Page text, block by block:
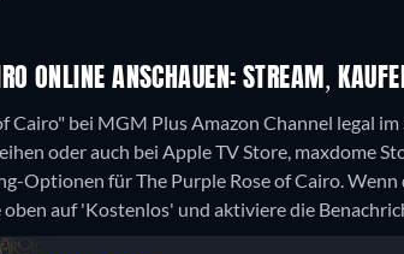
ONLINE ANSCHAUEN: STREAM,
Cairo" bei MGM Plus Amazon Channel legal
oder auch bei Apple TV Store, maxdome
Optionen für The Purple Rose of Cairo.
auf 'Kostenlos' und aktiviere die